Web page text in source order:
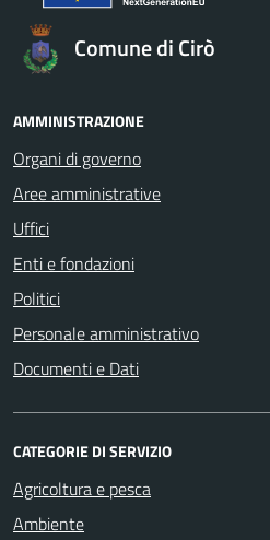
Comune di Cirò
AMMINISTRAZIONE
Organi di governo
Aree amministrative
Uffici
Enti e fondazioni
Politici
Personale amministrativo
Documenti e Dati
CATEGORIE DI SERVIZIO
Agricoltura e pesca
Ambiente